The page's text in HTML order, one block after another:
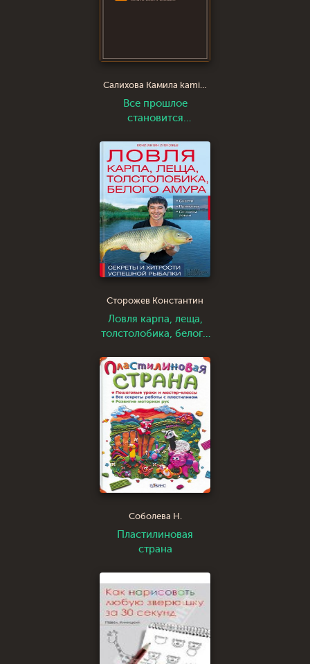
Салихова Камила kamila122
Все прошлое
становится
Сторожев Константин
Ловля карпа, леща,
толстолобика, белого
хитрости успешной
рыбалки
Соболева Н.
Пластилиновая
страна